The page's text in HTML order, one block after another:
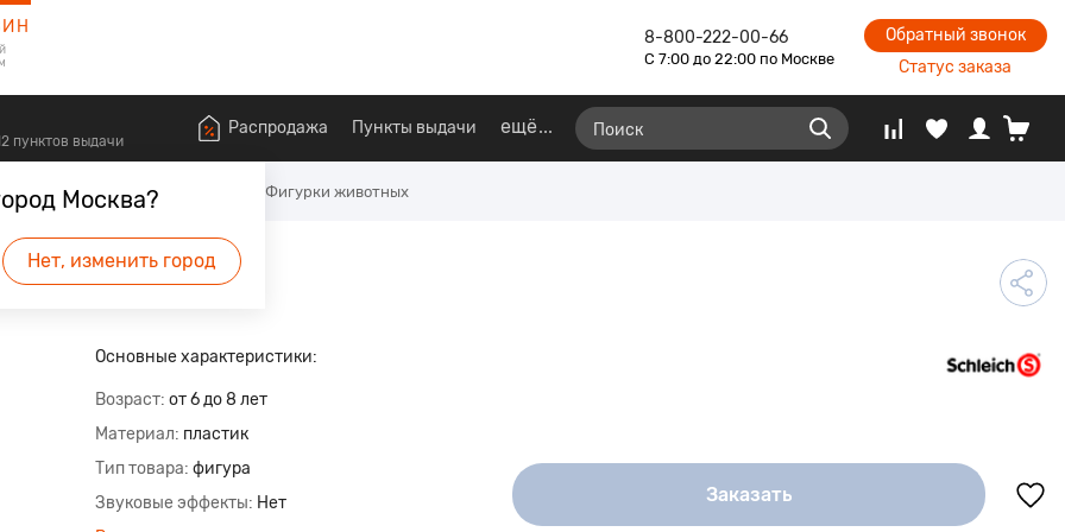
8-800-222-00-66
С 7:00 до 22:00 по Москве
Обратный звонок
Статус заказа
Москва?
Нет, изменить город
пунктов выдачи
Распродажа Пункты выдачи ещё
и фигурки Игровые фигурки Фигурки животных
Основные характеристики:
Возраст от 6 до 8 лет
Материал пластик
Тип товара фигура
Звуковые эффекты Нет
Заказать